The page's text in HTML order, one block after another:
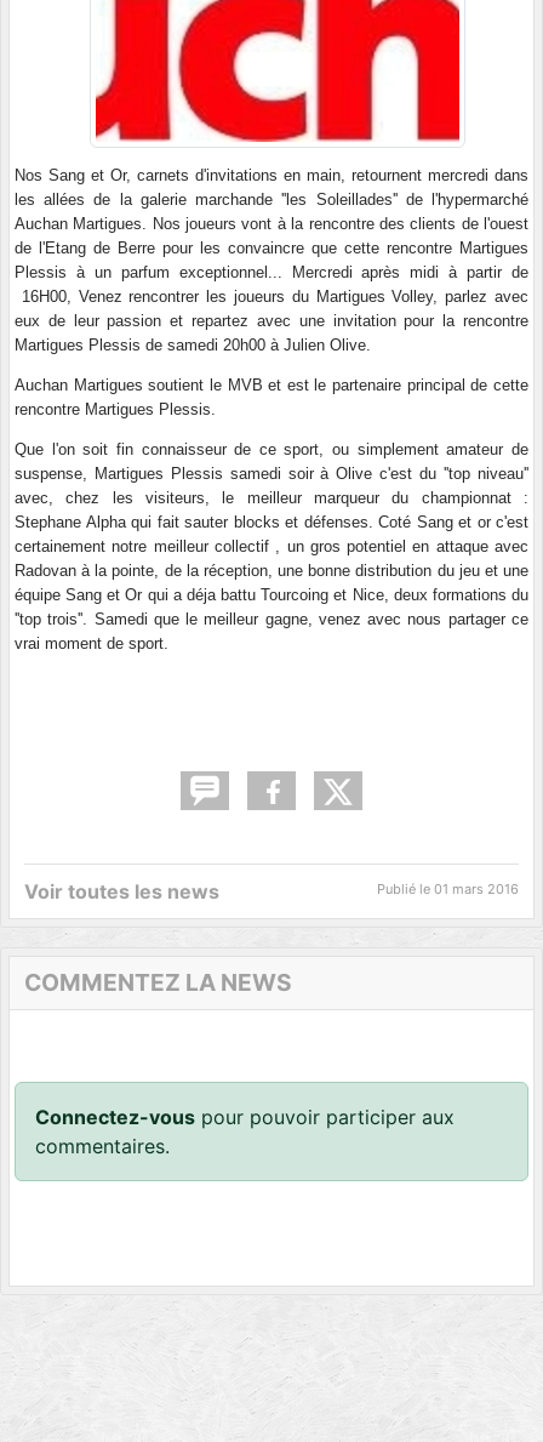
Nos Sang et Or, carnets d'invitations en main, retournent mercredi dans
les allées de la galerie marchande ''les Soleillades'' de l'hypermarché
Auchan Martigues. Nos joueurs vont à la rencontre des clients de l'ouest
de l'Etang de Berre pour les convaincre que cette rencontre Martigues
Plessis à un parfum exceptionnel... Mercredi après midi à partir de
16H00, Venez rencontrer les joueurs du Martigues Volley, parlez avec
eux de leur passion et repartez avec une invitation pour la rencontre
Martigues Plessis de samedi 20h00 à Julien Olive.
Auchan Martigues soutient le MVB et est le partenaire principal de cette
rencontre Martigues Plessis.
Que l'on soit fin connaisseur de ce sport, ou simplement amateur de
suspense, Martigues Plessis samedi soir à Olive c'est du ''top niveau''
avec, chez les visiteurs, le meilleur marqueur du championnat :
Stephane Alpha qui fait sauter blocks et défenses. Coté Sang et or c'est
certainement notre meilleur collectif , un gros potentiel en attaque avec
Radovan à la pointe, de la réception, une bonne distribution du jeu et une
équipe Sang et Or qui a déja battu Tourcoing et Nice, deux formations du
''top trois''. Samedi que le meilleur gagne, venez avec nous partager ce
vrai moment de sport.
Voir toutes les news Publié le 01 mars 2016
COMMENTEZ LA NEWS
Connectez-vous pour pouvoir participer aux
commentaires.